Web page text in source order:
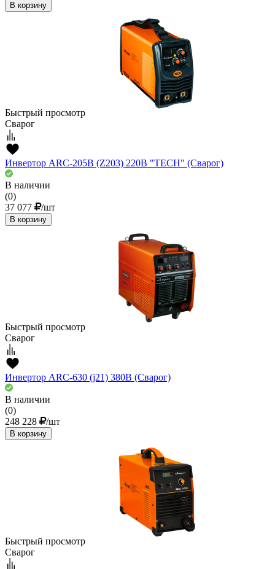
В корзину
Быстрый просмотр
Сварог
Инвертор ARC-205В (Z203) 220В "TECH" (Сварог)
В наличии
(0)
37 077
/шт
В корзину
Быстрый просмотр
Сварог
Инвертор ARC-630 (j21) 380В (Сварог)
В наличии
(0)
248 228
/шт
В корзину
Быстрый просмотр
Сварог